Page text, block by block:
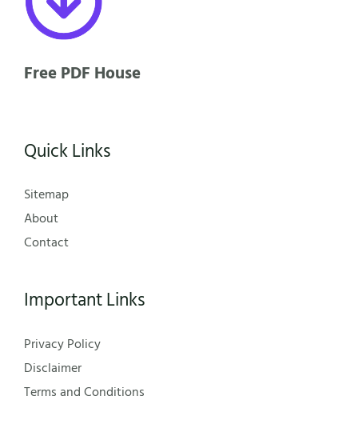
Free PDF House
Quick Links
Sitemap
About
Contact
Important Links
Privacy Policy
Disclaimer
Terms and Conditions